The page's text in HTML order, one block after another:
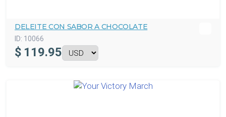
DELEITE CON SABOR A CHOCOLATE
ID: 10066
$ 119.95